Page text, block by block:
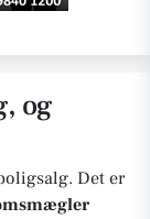
og
Det er